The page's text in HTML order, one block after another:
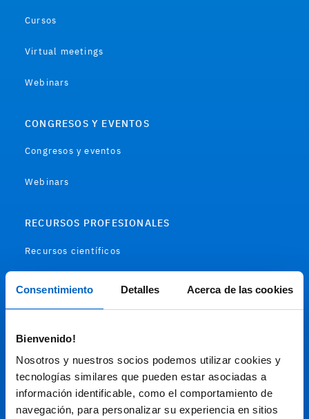
Consentimiento Detalles Acerca de las cookies
Bienvenido!
Nosotros y nuestros socios podemos utilizar cookies y
tecnologías similares que pueden estar asociadas a
información identificable, como el comportamiento de
navegación, para personalizar su experiencia en sitios
Cursos
Virtual meetings
Webinars
CONGRESOS Y EVENTOS
Congresos y eventos
Webinars
RECURSOS PROFESIONALES
Recursos científicos
Audiovisual
Espacio de Información Médica
Este sitio web está orientado a profesionales sanitarios de